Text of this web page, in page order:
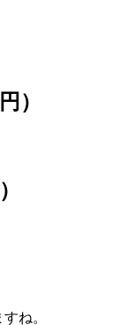
）
ね。